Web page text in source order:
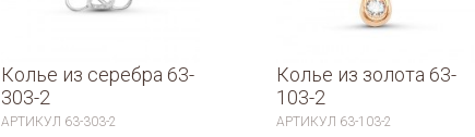
Колье из серебра 63-
303-2
АРТИКУЛ 63-303-2
Колье из золота 63-
103-2
АРТИКУЛ 63-103-2